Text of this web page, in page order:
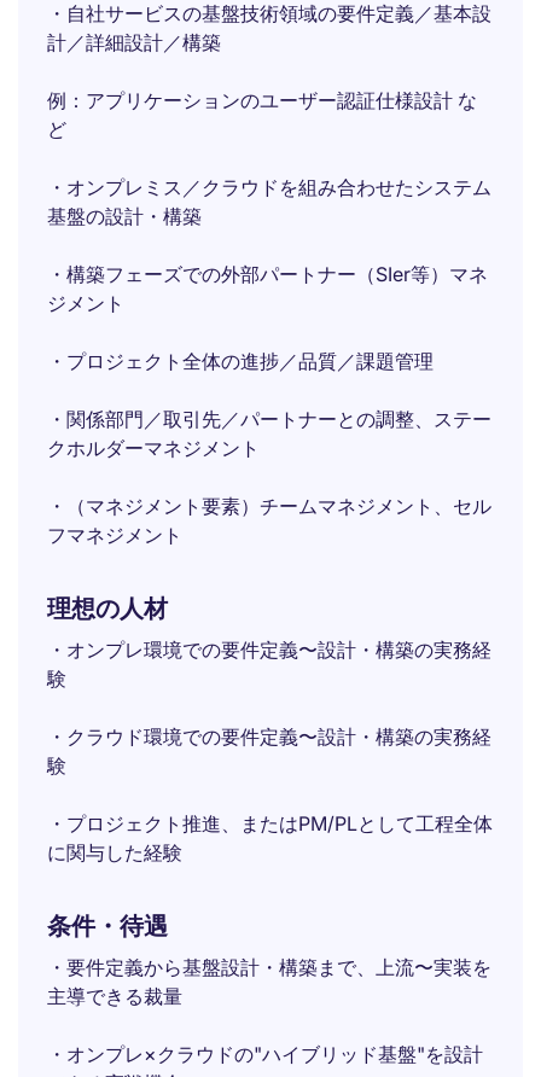
・自社サービスの基盤技術領域の要件定義／基本設
計／詳細設計／構築
例：アプリケーションのユーザー認証仕様設計 な
ど
・オンプレミス／クラウドを組み合わせたシステム
基盤の設計・構築
・構築フェーズでの外部パートナー（SIer等）マネ
ジメント
・プロジェクト全体の進捗／品質／課題管理
・関係部門／取引先／パートナーとの調整、ステー
クホルダーマネジメント
・（マネジメント要素）チームマネジメント、セル
フマネジメント
理想の人材
・オンプレ環境での要件定義〜設計・構築の実務経
験
・クラウド環境での要件定義〜設計・構築の実務経
験
・プロジェクト推進、またはPM/PLとして工程全体
に関与した経験
条件・待遇
・要件定義から基盤設計・構築まで、上流〜実装を
主導できる裁量
・オンプレ×クラウドの"ハイブリッド基盤"を設計